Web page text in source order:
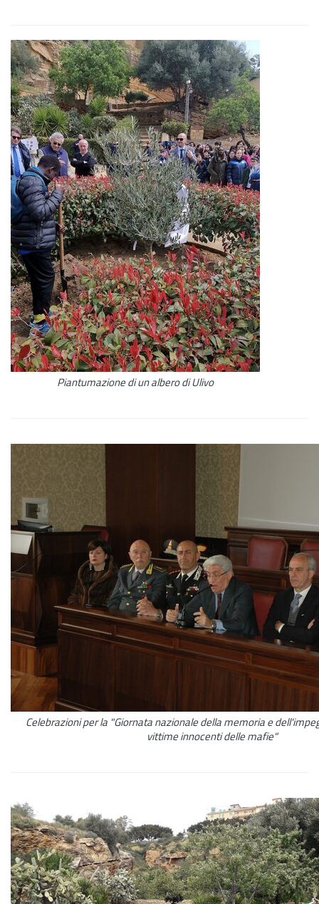
Piantumazione di un albero di Ulivo
Celebrazioni per la "Giornata nazionale della memoria e
vittime innocenti delle mafie"